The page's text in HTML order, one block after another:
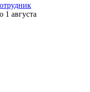
1 августа